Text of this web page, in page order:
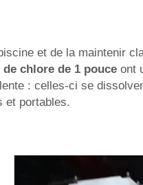
et de la maintenir
chlore de 1 pouce ont
: celles-ci se
et portables.